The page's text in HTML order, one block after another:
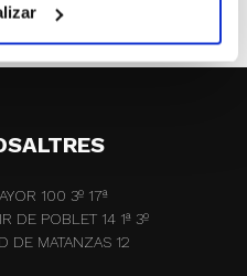
eliminatorias
100 3º 17ª
DE POBLET 14 1ª 3º
DE MATANZAS 12